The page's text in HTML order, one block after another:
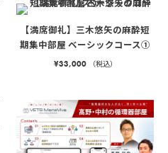
【満席御礼】三木悠矢の麻酔短
期集中部屋 ベーシックコース①
¥33,000 （税込）